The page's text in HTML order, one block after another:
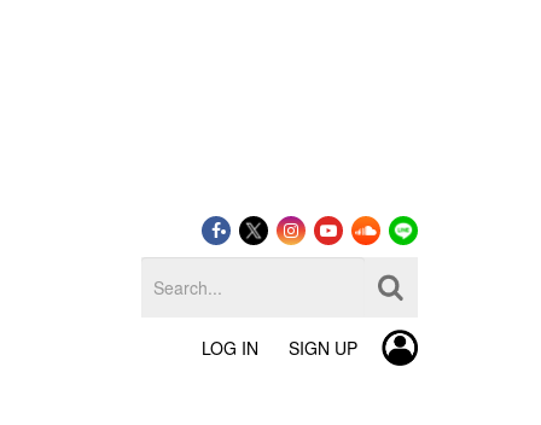
LOG IN SIGN UP